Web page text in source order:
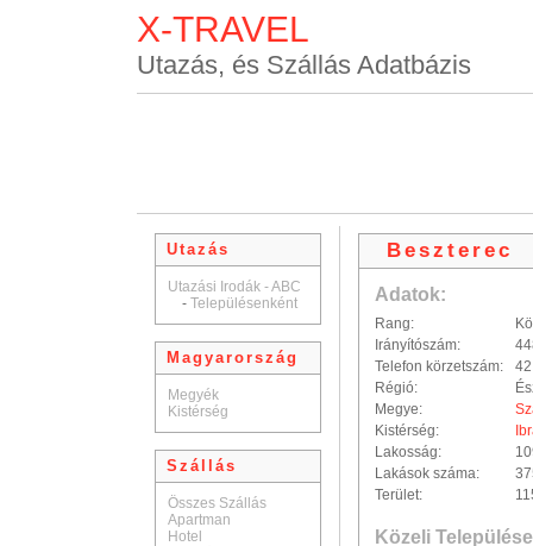
X-TRAVEL
Utazás, és Szállás Adatbázis
Utazás
Utazási Irodák - ABC
- Településenként
Magyarország
Megyék
Kistérség
Szállás
Összes Szállás
Apartman
Hotel
Beszterec
Adatok:
Rang:
Irányítószám:
Telefon körzetszám:
42
Régió:
Megye:
Kistérség:
Lakosság:
Lakások száma:
Terület:
Közeli